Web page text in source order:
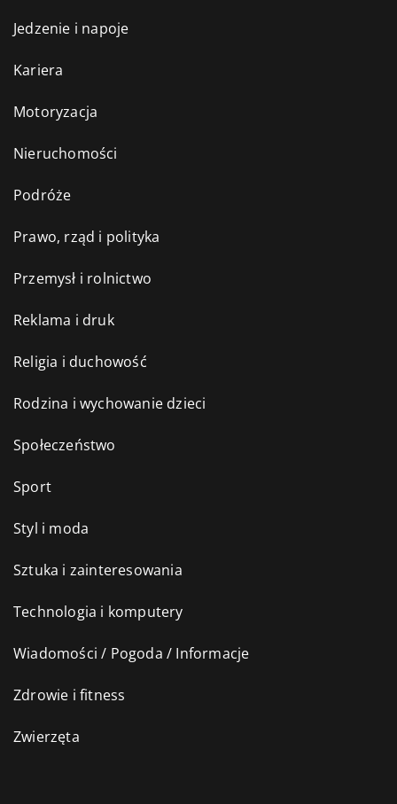
Jedzenie i napoje
Kariera
Motoryzacja
Nieruchomości
Podróże
Prawo, rząd i polityka
Przemysł i rolnictwo
Reklama i druk
Religia i duchowość
Rodzina i wychowanie dzieci
Społeczeństwo
Sport
Styl i moda
Sztuka i zainteresowania
Technologia i komputery
Wiadomości / Pogoda / Informacje
Zdrowie i fitness
Zwierzęta